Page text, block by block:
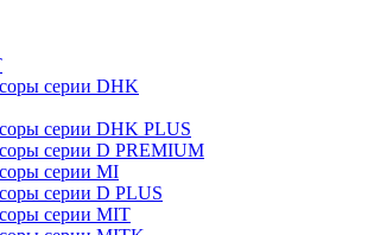
серии DHK
серии DHK PLUS
серии D PREMIUM
серии MI
серии D PLUS
серии MIT